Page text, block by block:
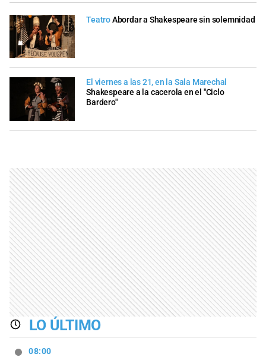
TeatroAbordar a Shakespeare sin solemnidad
El viernes a las 21, en la Sala Marechal
Shakespeare a la cacerola en el "Ciclo
Bardero"
LO ÚLTIMO
08:00